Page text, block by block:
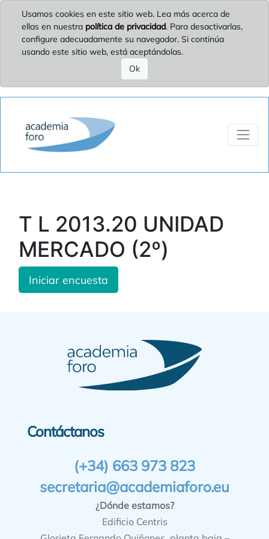
Usamos cookies en este sitio web. Lea más acerca de
ellas en nuestra política de privacidad. Para desactivarlas,
configure adecuadamente su navegador. Si continúa
usando este sitio web, está aceptándolas.
Ok
T L 2013.20 UNIDAD
MERCADO (2º)
Iniciar encuesta
Contáctanos
(+34) 663 973 823
secretaria@academiaforo.eu
¿Dónde estamos?
Edificio Centris